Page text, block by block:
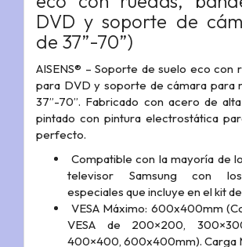
DVD y soporte de
de 37”-70”)
AISENS® – Soporte de suelo eco con
para DVD y soporte de cámara para
37”-70”. Fabricado con acero de
pintado con pintura electrostática
perfecto.
Compatible con la mayoría de
televisor Samsung con
especiales que incluye en el kit
VESA Máximo: 600x400mm
VESA de 200×200,
400×400, 600x400mm). Carga